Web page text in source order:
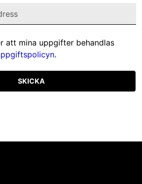
att mina uppgifter behandlas
.
SKICKA